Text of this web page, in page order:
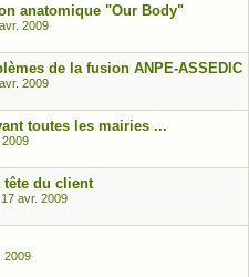
anatomique "Our Body"
2009
de la fusion ANPE-ASSEDIC
2009
toutes les mairies ...
du client
17 avr. 2009
2009